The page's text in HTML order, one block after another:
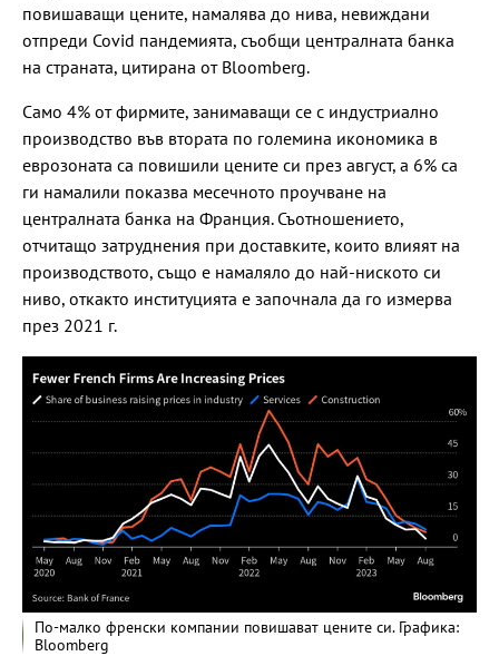
повишаващи цените, намалява до нива, невиждани
отпреди Covid пандемията, съобщи централната банка
на страната, цитирана от Bloomberg.
Само 4% от фирмите, занимаващи се с индустриално
производство във втората по големина икономика в
еврозоната са повишили цените си през август, а 6% са
ги намалили показва месечното проучване на
централната банка на Франция. Съотношението,
отчитащо затруднения при доставките, които влияят на
производството, също е намаляло до най-ниското си
ниво, откакто институцията е започнала да го измерва
през 2021 г.
По-малко френски компании повишават цените си. Графика:
Bloomberg